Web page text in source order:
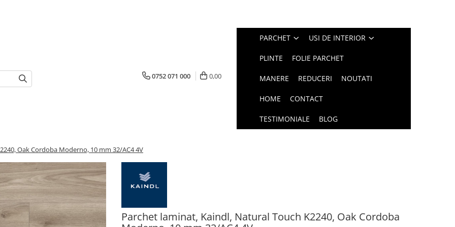
0752 071 000 0,00
PARCHET USI DE INTERIOR
PLINTE FOLIE PARCHET
MANERE REDUCERI NOUTATI
HOME CONTACT
TESTIMONIALE BLOG
Oak Cordoba Moderno, 10 mm 32/AC4 4V
Parchet laminat, Kaindl, Natural Touch K2240, Oak Cordoba